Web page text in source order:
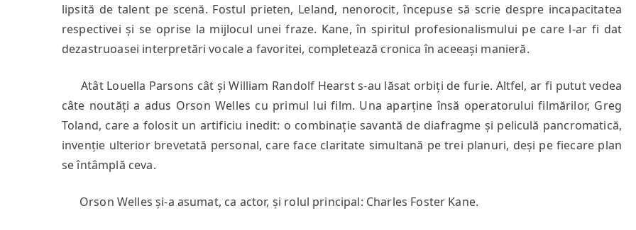
lipsită de talent pe scenă. Fostul prieten, Leland, nenorocit, începuse să scrie despre incapacitatea
respectivei și se oprise la mijlocul unei fraze. Kane, în spiritul profesionalismului pe care l-ar fi dat
dezastruoasei interpretări vocale a favoritei, completează cronica în aceeași manieră.
Atât Louella Parsons cât și William Randolf Hearst s-au lăsat orbiți de furie. Altfel, ar fi putut vedea
câte noutăți a adus Orson Welles cu primul lui film. Una aparține însă operatorului filmărilor, Greg
Toland, care a folosit un artificiu inedit: o combinație savantă de diafragme și peliculă pancromatică,
invenție ulterior brevetată personal, care face claritate simultană pe trei planuri, deși pe fiecare plan
se întâmplă ceva.
Orson Welles și-a asumat, ca actor, și rolul principal: Charles Foster Kane.